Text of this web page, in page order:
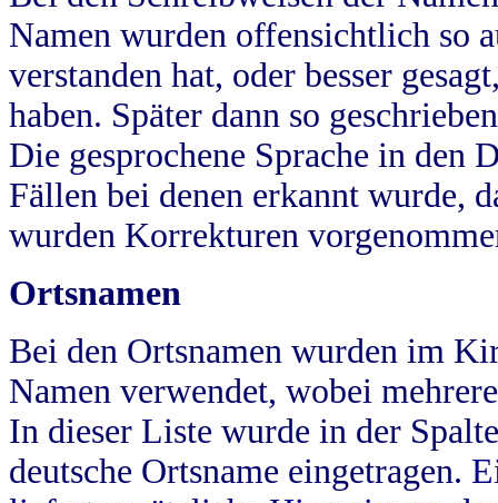
Namen wurden offensichtlich so
verstanden hat, oder besser
haben. Später dann so
Die gesprochene Sprache in
Fällen bei denen erkannt wurde,
wurden Korrekturen
Ortsnamen
Bei den Ortsnamen wurden im
Namen verwendet, wobei
In dieser Liste wurde in der
deutsche Ortsname eingetragen.